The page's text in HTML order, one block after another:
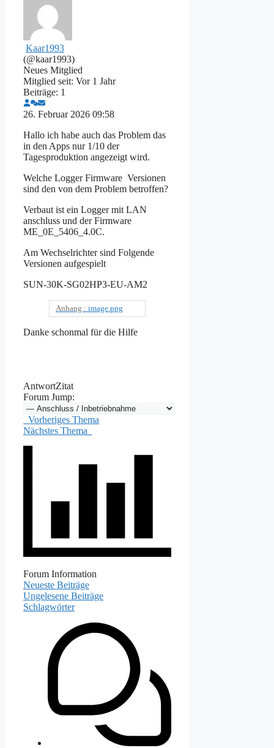
Kaar1993
(@kaar1993)
Neues Mitglied
Mitglied seit: Vor 1 Jahr
Beiträge: 1
26. Februar 2026 09:58
Hallo ich habe auch das Problem das
in den Apps nur 1/10 der
Tagesproduktion angezeigt wird.
Welche Logger Firmware Versionen
sind den von dem Problem betroffen?
Verbaut ist ein Logger mit LAN
anschluss und der Firmware
ME_0E_5406_4.0C.
Am Wechselrichter sind Folgende
Versionen aufgespielt
SUN-30K-SG02HP3-EU-AM2
Anhang : image.png
Danke schonmal für die Hilfe
AntwortZitat
Forum Jump:
Vorheriges Thema
Nächstes Thema
Forum Information
Neueste Beiträge
Ungelesene Beiträge
Schlagwörter